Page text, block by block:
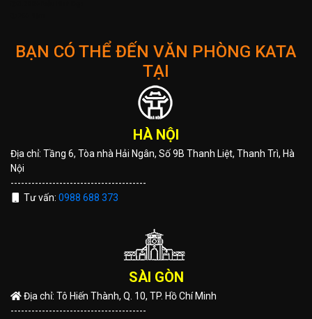
BẠN CÓ THỂ ĐẾN VĂN PHÒNG KATA
TẠI
HÀ NỘI
Địa chỉ: Tầng 6, Tòa nhà Hải Ngân, Số 9B Thanh Liệt, Thanh Trì, Hà
Nội
---------------------------------------
Tư vấn: 0988 688 373
SÀI GÒN
Địa chỉ: Tô Hiến Thành, Q. 10, TP. Hồ Chí Minh
---------------------------------------